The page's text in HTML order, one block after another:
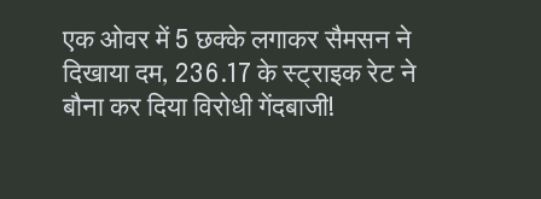
एक ओवर में 5 छक्के लगाकर सैमसन ने
दिखाया दम, 236.17 के स्ट्राइक रेट ने
बौना कर दिया विरोधी गेंदबाजी!